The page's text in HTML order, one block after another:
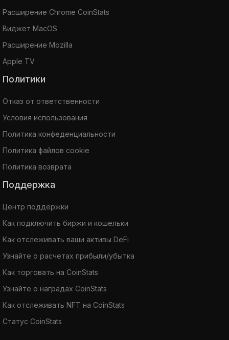
Расширение Chrome CoinStats
Виджет MacOS
Расширение Mozilla
Apple TV
Политики
Отказ от ответственности
Условия использования
Политика конфеденциальности
Политика файлов cookie
Политика возврата
Поддержка
Центр поддержки
Как подключить биржи и кошельки
Как отслеживать ваши активы DeFi
Узнайте о расчетах прибыли/убытка
Как торговать на CoinStats
Узнайте о наградах CoinStats
Как отслеживать NFT на CoinStats
Статус CoinStats